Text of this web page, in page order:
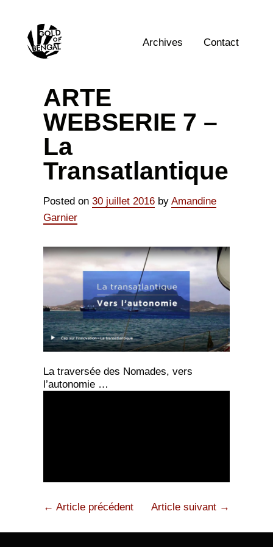
content
Archives
Contact
ARTE
WEBSERIE 7 –
La
Transatlantique
Posted on 30 juillet 2016 by Amandine
Garnier
La traversée des Nomades, vers
l’autonomie …
← Article précédent Article suivant →